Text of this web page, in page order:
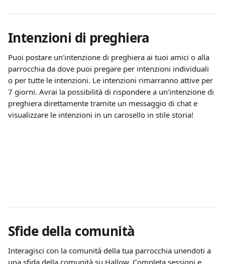
Intenzioni di preghiera
Puoi postare un'intenzione di preghiera ai tuoi amici o alla
parrocchia da dove puoi pregare per intenzioni individuali
o per tutte le intenzioni. Le intenzioni rimarranno attive per
7 giorni. Avrai la possibilità di rispondere a un'intenzione di
preghiera direttamente tramite un messaggio di chat e
visualizzare le intenzioni in un carosello in stile storia!
Sfide della comunità
Interagisci con la comunità della tua parrocchia unendoti a
una sfida della comunità su Hallow. Completa sessioni e